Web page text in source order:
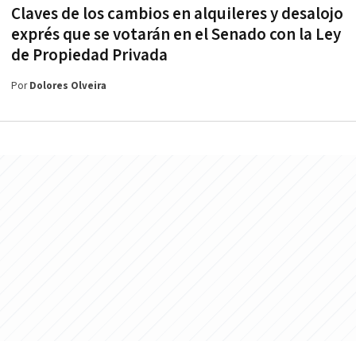
Claves de los cambios en alquileres y desalojo
exprés que se votarán en el Senado con la Ley
de Propiedad Privada
PorDolores Olveira